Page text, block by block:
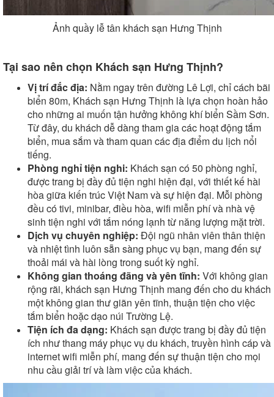
Ảnh quầy lễ tân khách sạn Hưng Thịnh
Tại sao nên chọn Khách sạn Hưng Thịnh?
Vị trí đắc địa: Nằm ngay trên đường Lê Lợi, chỉ cách bãi
biển 80m, Khách sạn Hưng Thịnh là lựa chọn hoàn hảo
cho những ai muốn tận hưởng không khí biển Sầm Sơn.
Từ đây, du khách dễ dàng tham gia các hoạt động tắm
biển, mua sắm và tham quan các địa điểm du lịch nổi
tiếng.
Phòng nghỉ tiện nghi: Khách sạn có 50 phòng nghỉ,
được trang bị đầy đủ tiện nghi hiện đại, với thiết kế hài
hòa giữa kiến trúc Việt Nam và sự hiện đại. Mỗi phòng
đều có tivi, minibar, điều hòa, wifi miễn phí và nhà vệ
sinh tiện nghi với tắm nóng lạnh từ năng lượng mặt trời.
Dịch vụ chuyên nghiệp: Đội ngũ nhân viên thân thiện
và nhiệt tình luôn sẵn sàng phục vụ bạn, mang đến sự
thoải mái và hài lòng trong suốt kỳ nghỉ.
Không gian thoáng đãng và yên tĩnh: Với không gian
rộng rãi, khách sạn Hưng Thịnh mang đến cho du khách
một không gian thư giãn yên tĩnh, thuận tiện cho việc
tắm biển hoặc dạo núi Trường Lệ.
Tiện ích đa dạng: Khách sạn được trang bị đầy đủ tiện
ích như thang máy phục vụ du khách, truyền hình cáp và
internet wifi miễn phí, mang đến sự thuận tiện cho mọi
nhu cầu giải trí và làm việc của khách.